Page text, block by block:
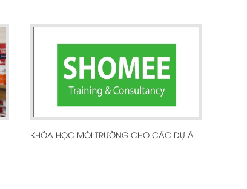
KHÓA HỌC MÔI TRƯỜNG CHO CÁC DỰ ÁN GIAO THÔNG VÀ XÂY DỰNG